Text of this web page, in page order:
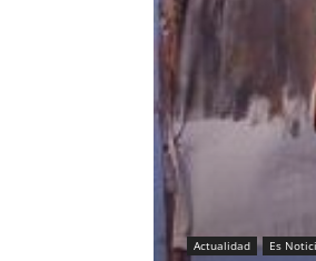
Actualidad Es